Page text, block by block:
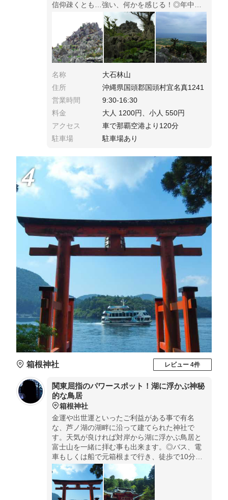
信仰疎くとも…強い、何かを感じる！◎年中無
休、受付9:00～17:00(10-3月は16:00)、バリア
フリーコース有(車椅子可)、大人820円 ※小人、
各割引HP参照
名称
大石林山
住所
沖縄県国頭郡国頭村宜名真1241
営業時間
9:30-16:30
料金
大人 1200円、小人 550円
アクセス
車で那覇空港より120分
駐車場
駐車場あり
4
箱根神社 レビュー 4件
関東屈指のパワースポット！湖に浮かぶ神秘
的な鳥居
箱根神社
金運や出世運といったご利益がある事で有名
な、芦ノ湖の湖畔に沿って建てられた神社で
す。天気が良ければ対岸から湖に浮かぶ鳥居と
富士山を一緒に拝む事も出来ます。◎バス、電
車もしくは船で元箱根まで行き、徒歩で10分程
です。駐車場あり。